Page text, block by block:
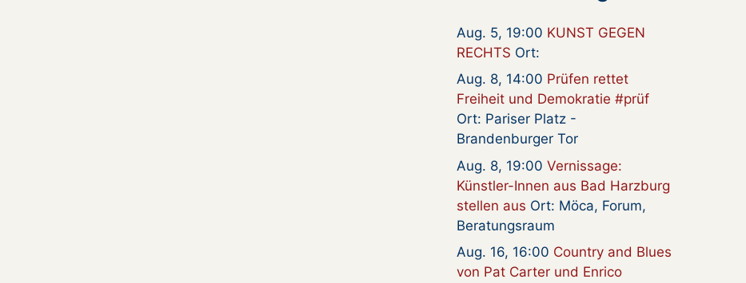
Aug. 5, 19:00 KUNST GEGEN
RECHTS Ort:
Aug. 8, 14:00 Prüfen rettet
Freiheit und Demokratie #prüf
Ort: Pariser Platz -
Brandenburger Tor
Aug. 8, 19:00 Vernissage:
Künstler-Innen aus Bad Harzburg
stellen aus Ort: Möca, Forum,
Beratungsraum
Aug. 16, 16:00 Country and Blues
von Pat Carter und Enrico